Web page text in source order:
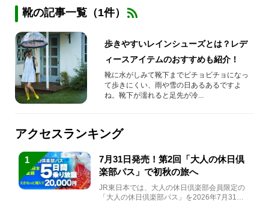
靴の記事一覧（1件）
歩きやすいレインシューズとは？レデ
ィースアイテムのおすすめも紹介！
靴に水がしみて靴下までビチョビチョになっ
て歩きにくい、雨や雪の日あるあるですよ
ね。靴下が濡れると足先が冷...
アクセスランキング
1
7月31日発売！第2回「大人の休日倶
楽部パス」で初秋の旅へ
JR東日本では、大人の休日倶楽部会員限定の
「大人の休日倶楽部パス」を2026年7月31日